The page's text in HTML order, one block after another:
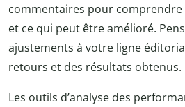
commentaires pour
et ce qui peut être amélioré.
ajustements à votre ligne
retours et des résultats obtenus.
Les outils d’analyse des